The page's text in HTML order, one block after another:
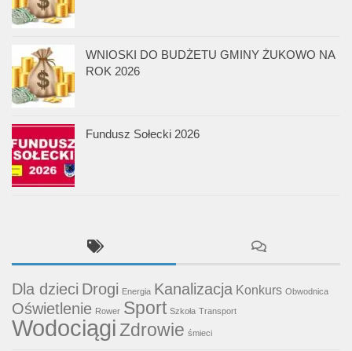
WNIOSKI DO BUDŻETU GMINY ŻUKOWO NA
ROK 2026
Fundusz Sołecki 2026
Dla dzieci Drogi Energia Kanalizacja Konkurs Obwodnica
Oświetlenie Rower Sport Szkoła Transport
WodociągiZdrowie śmieci